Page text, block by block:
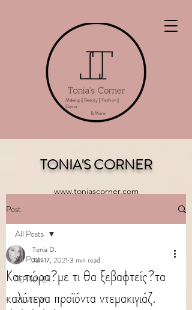
Makeup|Beauty|Fashion|
Decor
& More
TONIA'S CORNER
www.toniascorner.com
Post
All Posts
ΠΕΡΙΠΟΙΗΣΗ
REVIEW
All Posts
Και τώρα?με τι θα ξεβαφτείς?τα
καλύτερα προϊόντα ντεμακιγιάζ.
Tonia D.
Jan 17, 2021 3 min read